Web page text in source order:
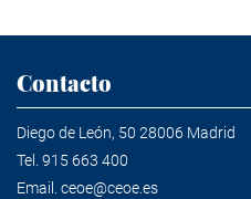
Contacto
Diego de León, 50 28006 Madrid
Tel. 915 663 400
Email. ceoe@ceoe.es